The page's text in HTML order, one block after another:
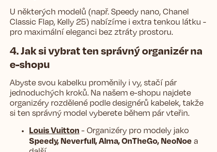
U některých modelů (např. Speedy nano, Chanel
Classic Flap, Kelly 25) nabízíme i extra tenkou látku -
pro maximální eleganci bez ztráty prostoru.
4. Jak si vybrat ten správný organizér na
e-shopu
Abyste svou kabelku proměnily i vy, stačí pár
jednoduchých kroků. Na našem e-shopu najdete
organizéry rozdělené podle designérů kabelek, takže
si ten správný model vyberete během pár vteřin.
Louis Vuitton - Organizéry pro modely jako
Speedy, Neverfull, Alma, OnTheGo, NeoNoe a